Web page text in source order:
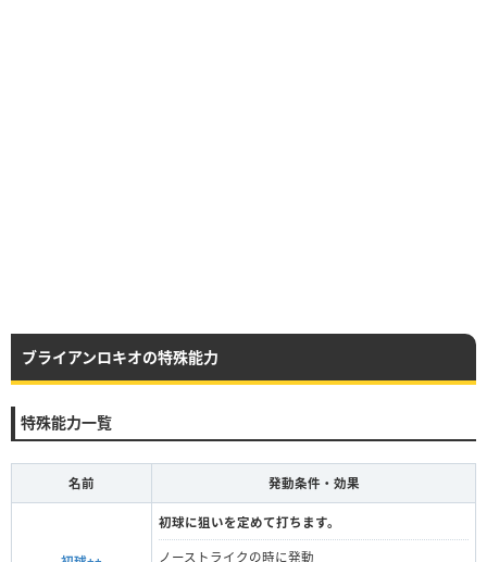
ブライアンロキオの特殊能力
特殊能力一覧
名前 発動条件・効果
初球に狙いを定めて打ちます。
ノーストライクの時に発動